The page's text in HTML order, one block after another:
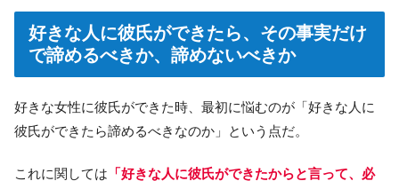
好きな人に彼氏ができたら、その事実だけ
で諦めるべきか、諦めないべきか
好きな女性に彼氏ができた時、最初に悩むのが「好きな人に
彼氏ができたら諦めるべきなのか」という点だ。
これに関しては 「好きな人に彼氏ができたからと言って、必